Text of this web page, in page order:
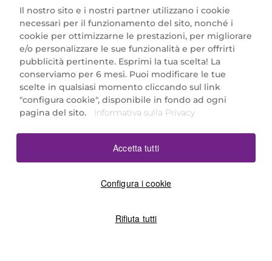
Marionnaud Parfumeries Italia S.r.l.
Largo Fiera Milano 5, 20017 Rho (MI)
REA Milano 1650024 con P.IVA 13425220152.
SCARICA LA NOSTRA APP
Il nostro sito e i nostri partner utilizzano i cookie
necessari per il funzionamento del sito, nonché i
cookie per ottimizzarne le prestazioni, per migliorare
e/o personalizzare le sue funzionalità e per offrirti
pubblicità pertinente. Esprimi la tua scelta! La
conserviamo per 6 mesi. Puoi modificare le tue
scelte in qualsiasi momento cliccando sul link
"configura cookie", disponibile in fondo ad ogni
pagina del sito.
Informativa sulla Privacy
Configura i cookie
Rifiuta tutti
Accetta tutti